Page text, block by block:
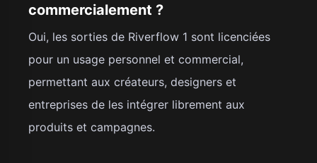
commercialement ?
Oui, les sorties de Riverflow 1 sont licenciées
pour un usage personnel et commercial,
permettant aux créateurs, designers et
entreprises de les intégrer librement aux
produits et campagnes.